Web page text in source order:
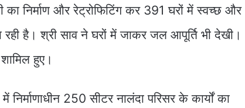
निर्माण और रेट्रोफिटिंग कर 391 घरों में स्वच्छ और
है। श्री साव ने घरों में जाकर जल आपूर्ति भी देखी।
हुए।
250 सीटर नालंदा परिसर के कार्यों का